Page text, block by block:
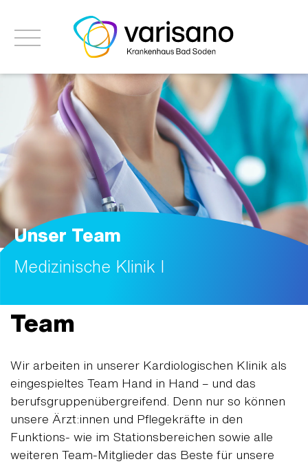
Unser Team
Medizinische Klinik I
Team
Wir arbeiten in unserer Kardiologischen Klinik als
eingespieltes Team Hand in Hand – und das
berufsgruppenübergreifend. Denn nur so können
unsere Ärzt:innen und Pflegekräfte in den
Funktions- wie im Stationsbereichen sowie alle
weiteren Team-Mitglieder das Beste für unsere